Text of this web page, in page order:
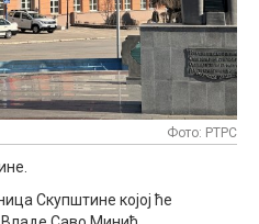
Фото: РТРС
Скупштине којој ће